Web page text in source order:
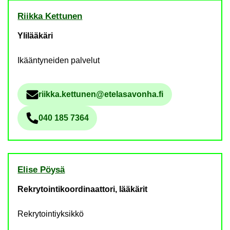
Riik­ka Ket­tu­nen
Ylilääkäri
Ikääntyneiden palvelut
Säh­kö­pos­tio­soi­te
riik­ka.ket­tu­nen@ete­la­sa­von­ha.fi
Pu­he­lin­nu­me­ro
040 185 7364
Elise Pöysä
Rekrytointikoordinaattori, lääkärit
Rekrytointiyksikkö